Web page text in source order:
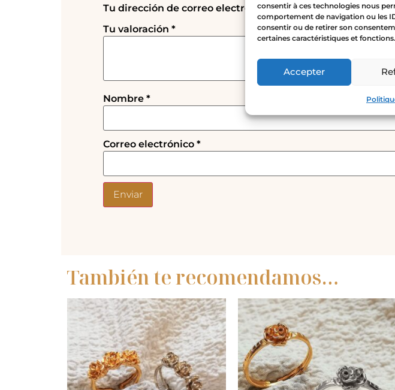
consentir à ces technologies nous
comportement de navigation ou les
consentir ou de retirer son
certaines caractéristiques et fonctions.
Accepter
Tu dirección de correo electrónico no será publicada. Los
Tu valoración *
Nombre *
Correo electrónico *
También te recomendamos…